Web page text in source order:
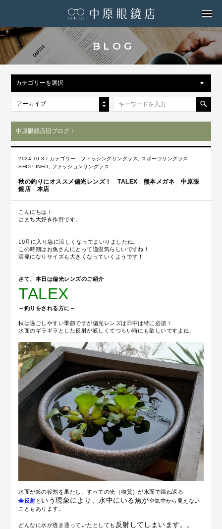
BLOG
カテゴリーを選択
アーカイブ
中原眼鏡店旧ブログ 〉
2024.10.3 / カテゴリー： フィッシングサングラス スポーツサングラス
SHOP INFO
ファッションサングラス
秋の釣りにオススメ偏光レンズ！ TALEX 熊本メガネ 中原眼
鏡店 本店
こんにちは！
はまち大好き作野です。
10月に入り急に涼しくなってまいりましたね。
この時期はお魚さんにとって適温気らしいですね！
活発になりサイズも大きくなっていくようです！
さて、本日は偏光レンズのご紹介
TALEX
～釣りをされる方に ～
秋は過ごしやすい季節ですが偏光レンズは日中は特に必須！
水面のギラギラとした反射が眩しくてつらい時にも欲しいですよね。
水面が鏡の役割を果たし、すべての光（物質）が水面で跳ね返る
全反射 と いう現象により、水中にいる魚が空気中から見えない
こともあります。
どんなに水が透き通っていたとしても 反射してしまいます。。